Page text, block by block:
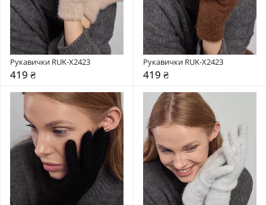
Рукавички RUK-X2423
419 ₴
Рукавички RUK-X2423
419 ₴